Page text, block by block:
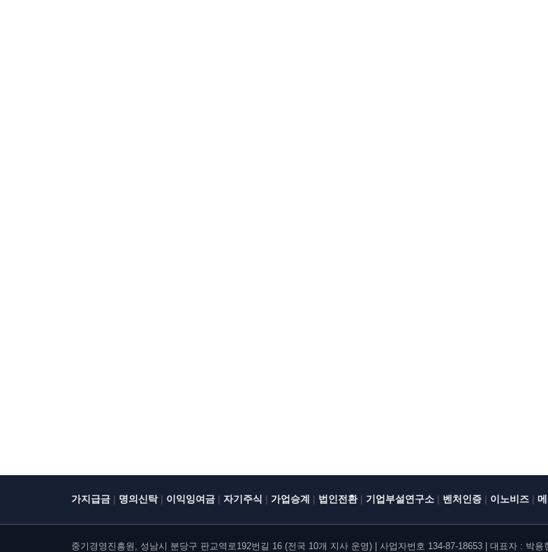
가지급금 | 명의신탁| 이익잉여금 | 자기주식 | 가업승계 | 법인전환| 기업부설연구소 | 벤처인증 | 이노비즈 |
중기경영진흥원, 성남시 분당구 판교역로192번길 16 (전국 10개 지사 운영) | 사업자번호 134-87-18653 | 대표자 : 박용